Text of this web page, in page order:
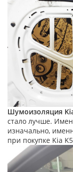
Шумоизоляция
стало лучше.
изначально,
при покупке Kia